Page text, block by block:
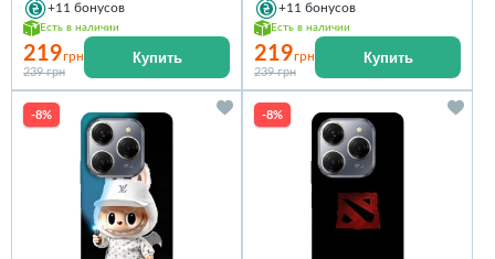
+11 бонусов
Есть в наличии
219грн
239 грн
Купить
+11 бонусов
Есть в наличии
219грн
239 грн
Купить
-8% -8%